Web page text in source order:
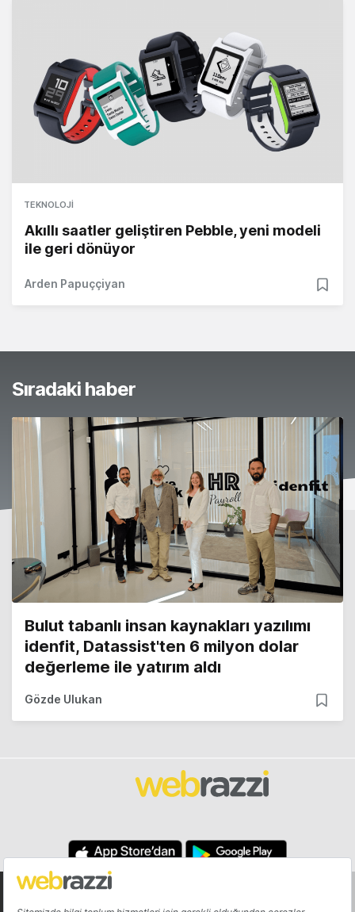
TEKNOLOJI
Akıllı saatler geliştiren Pebble, yeni modeli
ile geri dönüyor
Arden Papuççiyan
Sıradaki haber
Bulut tabanlı insan kaynakları yazılımı
idenfit, Datassist'ten 6 milyon dolar
değerleme ile yatırım aldı
Gözde Ulukan